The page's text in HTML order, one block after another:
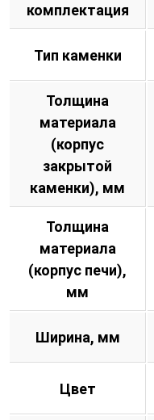
комплектация
Тип каменки
Толщина
материала
(корпус
закрытой
каменки), мм
Толщина
материала
(корпус печи),
мм
Ширина, мм
Цвет